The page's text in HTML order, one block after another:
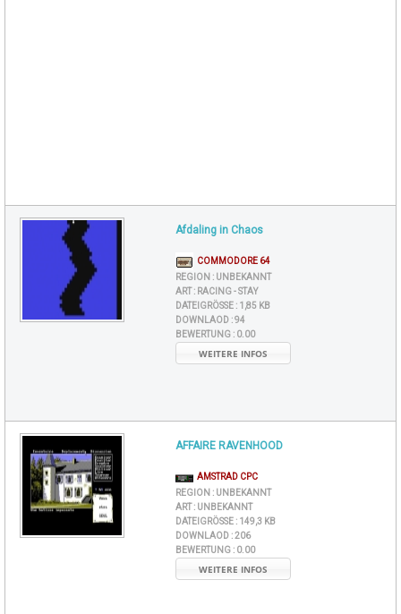
Afdaling in Chaos
COMMODORE 64
REGION : UNBEKANNT
ART : RACING - STAY
DATEIGRÖSSE : 1,85 KB
DOWNLAOD :94
BEWERTUNG : 0.00
WEITERE INFOS
AFFAIRE RAVENHOOD
AMSTRAD CPC
REGION : UNBEKANNT
ART : UNBEKANNT
DATEIGRÖSSE : 149,3 KB
DOWNLAOD :206
BEWERTUNG : 0.00
WEITERE INFOS